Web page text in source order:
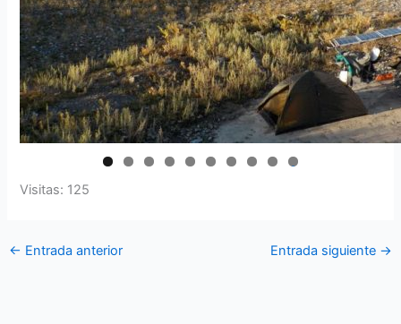
0
Visitas: 125
← Entrada anterior Entrada siguiente →